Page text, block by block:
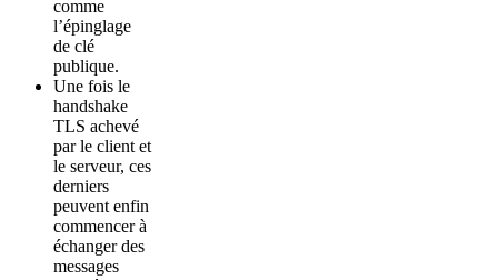
comme
l’épinglage
de clé
publique.
Une fois le
handshake
TLS achevé
par le client et
le serveur, ces
derniers
peuvent enfin
commencer à
échanger des
messages